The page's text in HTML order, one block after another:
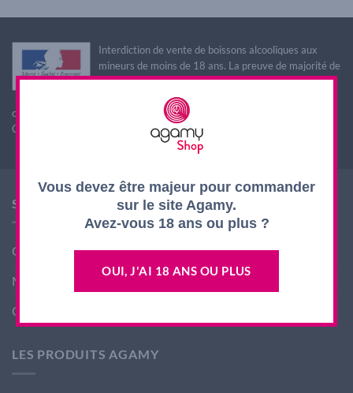
Interdiction de vente de boissons alcooliques aux
mineurs de moins de 18 ans. La preuve de majorité de
l'acheteur est exigée au moment de la vente en ligne.
L'abus d'alcool est dangereux pour la santé, à
consommer avec modération
CODE DE LA SANTE PUBLIQUE, ART. L. 3342-1 et L. 3353-3
SHOP AGAMY
Conditions générales de ventes
Mentions légales
Contact
LES PRODUITS AGAMY
Vous devez être majeur pour commander
sur le site Agamy.
Avez-vous 18 ans ou plus ?
OUI, J'AI 18 ANS OU PLUS